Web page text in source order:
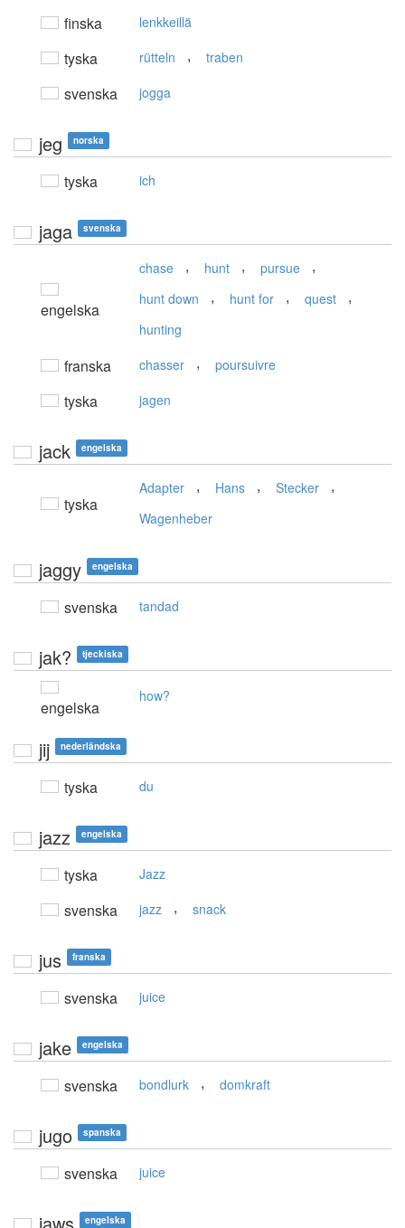
finska lenkkeillä
tyska rütteln , traben
svenska jogga
jeg norska
tyska ich
jaga svenska
engelska
chase , hunt , pursue ,
hunt down , hunt for , quest ,
hunting
franska chasser , poursuivre
tyska jagen
jack engelska
tyska
Adapter , Hans , Stecker ,
Wagenheber
jaggy engelska
svenska tandad
jak? tjeckiska
engelska
how?
jij nederländska
tyska du
jazz engelska
tyska Jazz
svenska jazz , snack
jus franska
svenska juice
jake engelska
svenska bondlurk , domkraft
jugo spanska
svenska juice
engelska